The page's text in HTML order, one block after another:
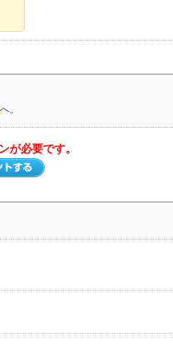
へ。
が必要です。